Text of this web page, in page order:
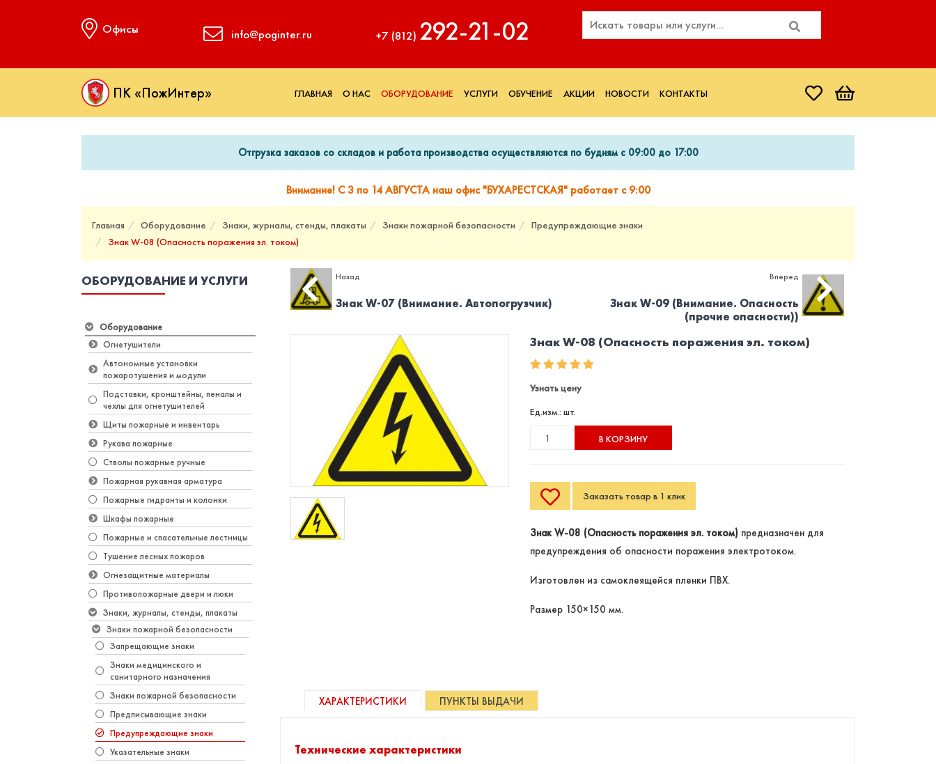
Офисы info@poginter.ru +7 (812) 292‑21‑02
ПК «ПожИнтер» ГЛАВНАЯ О НАС ОБОРУДОВАНИЕ УСЛУГИ ОБУЧЕНИЕ АКЦИИ НОВОСТИ КОНТАКТЫ
Отгрузка заказов со складов и работа производства осуществляются по будням с 09:00 до 17:00
Внимание! С 3 по 14 АВГУСТА наш офис "БУХАРЕСТСКАЯ" работает с 9:00
Главная Оборудование Знаки, журналы, стенды, плакаты Знаки пожарной безопасности
Предупреждающие знаки
Знак W-08 (Опасность поражения эл. током)
ОБОРУДОВАНИЕ И УСЛУГИ
Оборудование
Огнетушители
Автономные установки
пожаротушения и модули
Подставки, кронштейны, пеналы и
чехлы для огнетушителей
Щиты пожарные и инвентарь
Рукава пожарные
Стволы пожарные ручные
Пожарная рукавная арматура
Пожарные гидранты и колонки
Шкафы пожарные
Пожарные и спасательные лестницы
Тушение лесных пожаров
Огнезащитные материалы
Противопожарные двери и люки
Знаки, журналы, стенды, плакаты
Знаки пожарной безопасности
Запрещающие знаки
Знаки медицинского и
санитарного назначения
Знаки пожарной безопасности
Предписывающие знаки
Предупреждающие знаки
Указательные знаки
Назад
Знак W-07 (Внимание. Автопогрузчик)
Вперед
Знак W-09 (Внимание. Опасность
(прочие опасности))
Знак W-08 (Опасность поражения эл. током)
Узнать цену
Ед.изм.: шт.
В КОРЗИНУ
Заказать товар в 1 клик
Знак W-08 (Опасность поражения эл. током) предназначен для
предупреждения об опасности поражения электротоком.
Изготовлен из самоклеящейся пленки ПВХ.
Размер 150×150 мм.
ХАРАКТЕРИСТИКИ ПУНКТЫ ВЫДАЧИ
Технические характеристики